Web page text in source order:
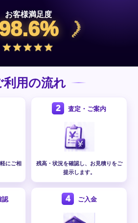
お客様満足度
利用の流れ
にご相
2 査定・ご案内
残高・状況を確認し、お見積りをご
提示します。
認 4 ご入金